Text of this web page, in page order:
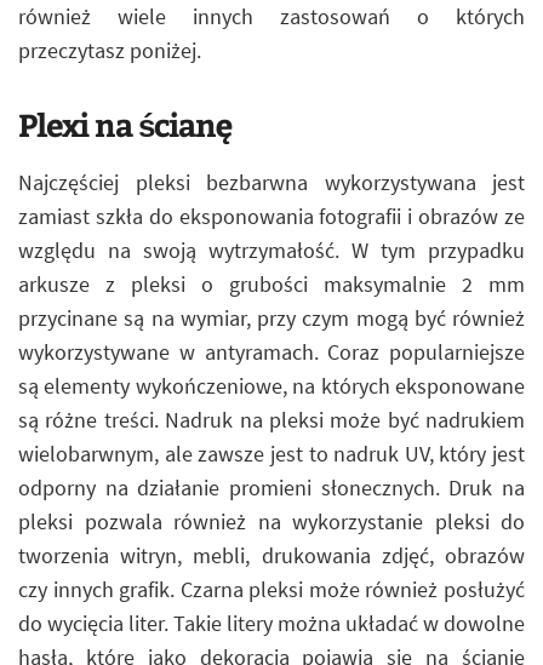
również wiele innych zastosowań o których
przeczytasz poniżej.
Plexi na ścianę
Najczęściej pleksi bezbarwna wykorzystywana jest
zamiast szkła do eksponowania fotografii i obrazów ze
względu na swoją wytrzymałość. W tym przypadku
arkusze z pleksi o grubości maksymalnie 2 mm
przycinane są na wymiar, przy czym mogą być również
wykorzystywane w antyramach. Coraz popularniejsze
są elementy wykończeniowe, na których eksponowane
są różne treści. Nadruk na pleksi może być nadrukiem
wielobarwnym, ale zawsze jest to nadruk UV, który jest
odporny na działanie promieni słonecznych. Druk na
pleksi pozwala również na wykorzystanie pleksi do
tworzenia witryn, mebli, drukowania zdjęć, obrazów
czy innych grafik. Czarna pleksi może również posłużyć
do wycięcia liter. Takie litery można układać w dowolne
hasła, które jako dekoracja pojawią się na ścianie